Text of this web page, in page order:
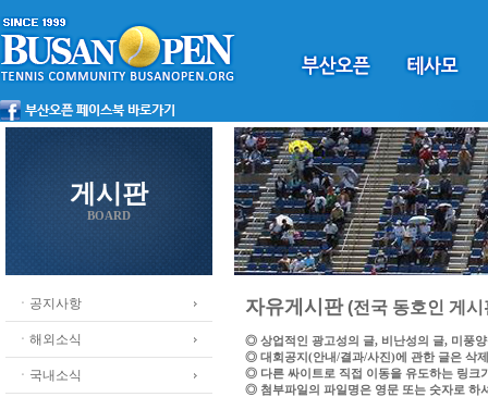
게시판
BOARD
ㆍ공지사항
ㆍ해외소식
ㆍ국내소식
자유게시판(전국 동호인 게시
◎ 상업적인 광고성의 글, 비난성의 글, 미풍
◎ 대회공지(안내/결과/사진)에 관한 글은 삭
◎ 다른 싸이트로 직접 이동을 유도하는 링크
◎ 첨부파일의 파일명은 영문 또는 숫자로 하